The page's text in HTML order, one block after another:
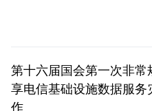
第十六届国会第一次非常
享电信基础设施数据服务
作